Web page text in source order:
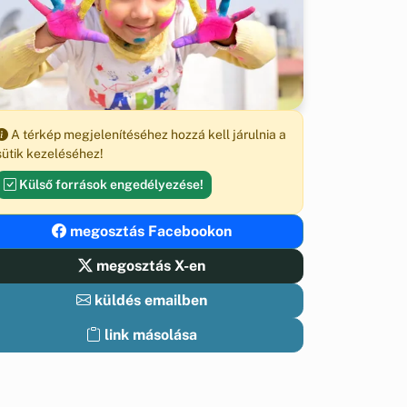
A térkép megjelenítéséhez hozzá kell járulnia a
kezeléséhez!
Külső források engedélyezése!
megosztás Facebookon
megosztás X-en
küldés emailben
link másolása